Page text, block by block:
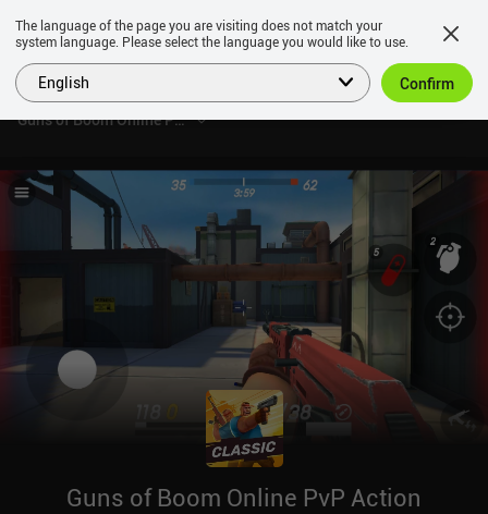
Guns of Boom Online PvP Action
Guns of Boom Online PvP Action
The language of the page you are visiting does not match your
system language. Please select the language you would like to use.
English Confirm